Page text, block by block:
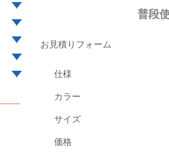
普段
お見積りフォーム
仕様
カラー
サイズ
価格